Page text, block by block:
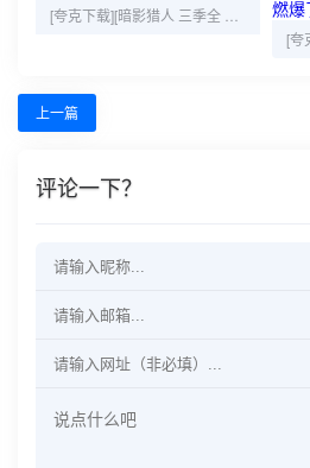
上一篇
评论一下？